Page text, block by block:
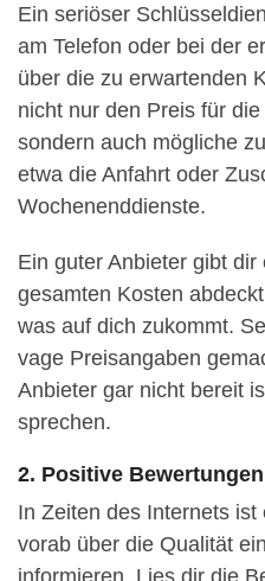
Ein seriöser
am Telefon oder bei der
über die zu erwartenden
nicht nur den Preis für
sondern auch mögliche
etwa die Anfahrt oder
Wochenenddienste.
Ein guter Anbieter gibt
gesamten Kosten
was auf dich zukommt.
vage Preisangaben
Anbieter gar nicht bereit
sprechen.
2. Positive
In Zeiten des Internets
vorab über die Qualität
informieren. Lies dir die